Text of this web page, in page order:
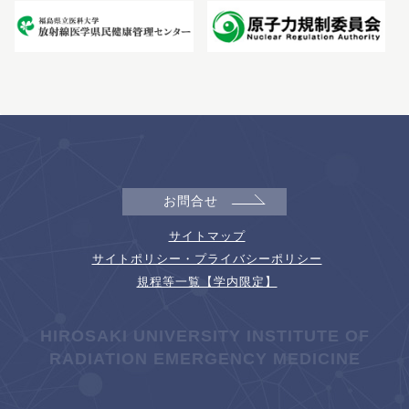
お問合せ
サイトマップ
サイトポリシー・プライバシーポリシー
規程等一覧【学内限定】
HIROSAKI UNIVERSITY INSTITUTE OF
RADIATION EMERGENCY MEDICINE